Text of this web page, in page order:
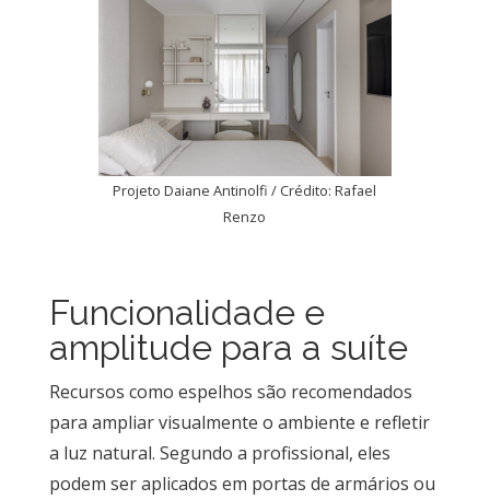
Projeto Daiane Antinolfi / Crédito: Rafael
Renzo
Funcionalidade e
amplitude para a suíte
Recursos como espelhos são recomendados
para ampliar visualmente o ambiente e refletir
a luz natural. Segundo a profissional, eles
podem ser aplicados em portas de armários ou